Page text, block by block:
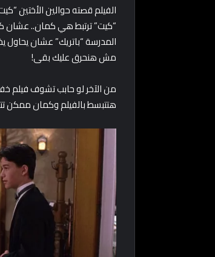
الفيلم قصته حوالين الأختين
“كيت” ترتبط هي كمان.. عشان
المدرسة “باتريك” عشان يحاول
مش هنحرق عليك بقى!
من الآخر لو حابب تشوف
هتتبسط بالفيلم وكمان ممكن